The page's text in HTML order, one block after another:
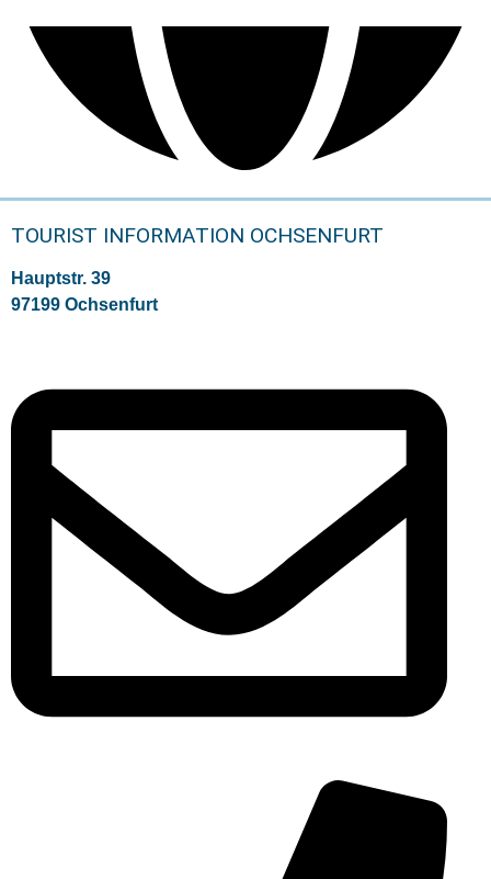
TOURIST INFORMATION OCHSENFURT
Hauptstr. 39
97199 Ochsenfurt